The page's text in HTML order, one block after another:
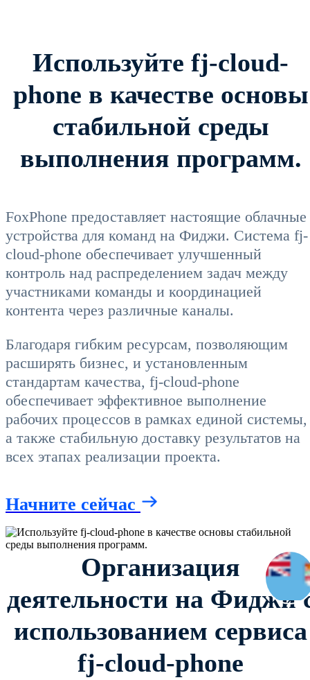
Используйте fj-cloud-
phone в качестве основы
стабильной среды
выполнения программ.
FoxPhone предоставляет настоящие облачные
устройства для команд на Фиджи. Система fj-
cloud-phone обеспечивает улучшенный
контроль над распределением задач между
участниками команды и координацией
контента через различные каналы.
Благодаря гибким ресурсам, позволяющим
расширять бизнес, и установленным
стандартам качества, fj-cloud-phone
обеспечивает эффективное выполнение
рабочих процессов в рамках единой системы,
а также стабильную доставку результатов на
всех этапах реализации проекта.
Начните сейчас
Организация
деятельности на Фиджи
использованием сервиса
fj-cloud-phone